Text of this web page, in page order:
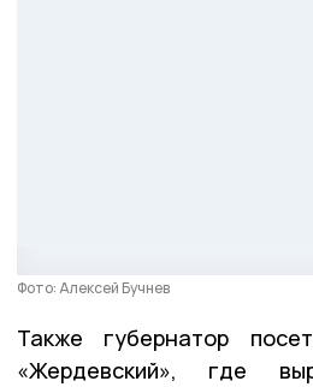
Фото: Алексей Бучнев
Также губернатор
«Жердевский», где